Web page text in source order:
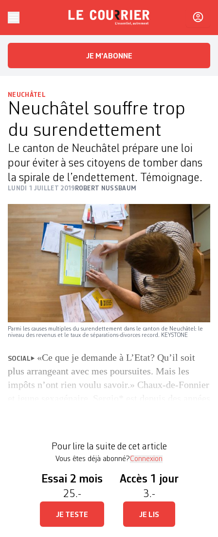
Le CourrierL'essentiel, autrement
JE M'ABONNE
NEUCHÂTEL
Neuchâtel souffre trop
du surendettement
Le canton de Neuchâtel prépare une loi
pour éviter à ses citoyens de tomber dans
la spirale de l’endettement. Témoignage.
LUNDI 1 JUILLET 2019 ROBERT NUSSBAUM
Parmi les causes multiples du surendettement dans le canton de Neuchâtel: le
niveau des revenus et le taux de séparations-divorces record. KEYSTONE
SOCIAL
«Ce que je demande à L’Etat? Qu’il soit
plus arrangeant avec mes poursuites. Mais les
impôts n’ont rien voulu savoir.» Chaux-de-Fonnier
Pour lire la suite de cet article
Vous êtes déjà abonné?Connexion
Essai 2 mois
25.-
JE TESTE
Accès 1 jour
3.-
JE LIS